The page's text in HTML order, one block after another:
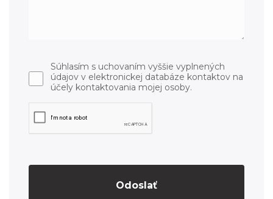
Súhlasím s uchovaním vyššie vyplnených
údajov v elektronickej databáze kontaktov na
účely kontaktovania mojej osoby.
Odoslať